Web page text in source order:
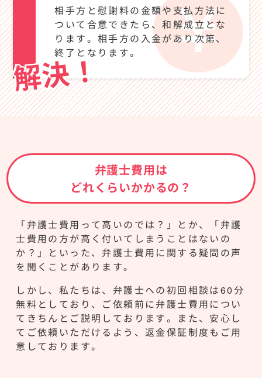
相手方と慰謝料の金額や支払方法に
ついて合意できたら、和解成立とな
ります。相手方の入金があり次第、
終了となります。
弁護士費用は
どれくらいかかるの？
「弁護士費用って高いのでは？」とか、「弁護
士費用の方が高く付いてしまうことはないの
か？」といった、弁護士費用に関する疑問の声
を聞くことがあります。
しかし、私たちは、弁護士への初回相談は60分
無料としており、ご依頼前に弁護士費用につい
てきちんとご説明しております。また、安心し
てご依頼いただけるよう、返金保証制度もご用
意しております。